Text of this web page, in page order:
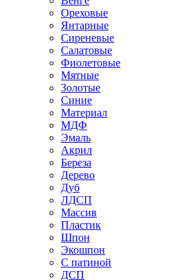
Ореховые
Янтарные
Сиреневые
Салатовые
Фиолетовые
Мятные
Золотые
Синие
Материал
МДФ
Эмаль
Акрил
Береза
Дерево
Дуб
ЛДСП
Массив
Пластик
Шпон
Экошпон
С патиной
ДСП